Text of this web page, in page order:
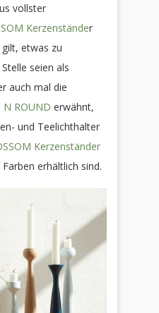
vollster
Kerzenständer
etwas zu
seien als
auch mal die
N ROUND erwähnt,
und Teelichthalter
Kerzenständer
erhältlich sind.